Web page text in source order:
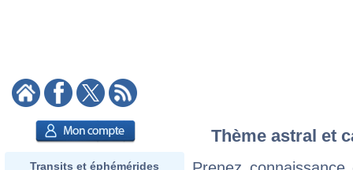
Transits et éphémérides
Thème astral et